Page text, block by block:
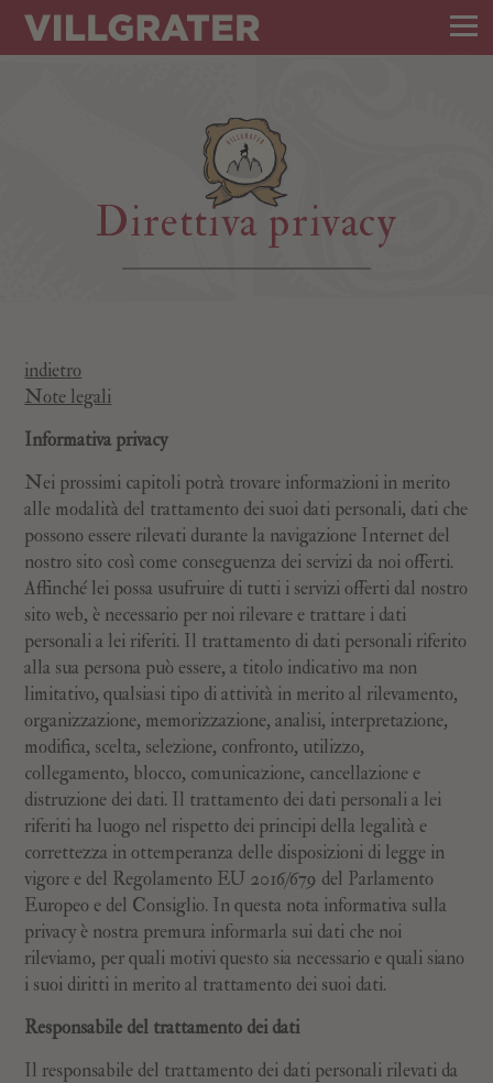
Direttiva privacy
indietro
Note legali
Informativa privacy
Nei prossimi capitoli potrà trovare informazioni in merito
alle modalità del trattamento dei suoi dati personali, dati che
possono essere rilevati durante la navigazione Internet del
nostro sito così come conseguenza dei servizi da noi offerti.
Affinché lei possa usufruire di tutti i servizi offerti dal nostro
sito web, è necessario per noi rilevare e trattare i dati
personali a lei riferiti. Il trattamento di dati personali riferito
alla sua persona può essere, a titolo indicativo ma non
limitativo, qualsiasi tipo di attività in merito al rilevamento,
organizzazione, memorizzazione, analisi, interpretazione,
modifica, scelta, selezione, confronto, utilizzo,
collegamento, blocco, comunicazione, cancellazione e
distruzione dei dati. Il trattamento dei dati personali a lei
riferiti ha luogo nel rispetto dei principi della legalità e
correttezza in ottemperanza delle disposizioni di legge in
vigore e del Regolamento EU 2016/679 del Parlamento
Europeo e del Consiglio. In questa nota informativa sulla
privacy è nostra premura informarla sui dati che noi
rileviamo, per quali motivi questo sia necessario e quali siano
i suoi diritti in merito al trattamento dei suoi dati.
Responsabile del trattamento dei dati
Il responsabile del trattamento dei dati personali rilevati da